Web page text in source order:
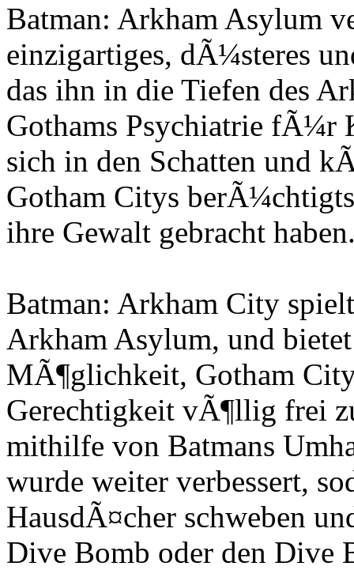
Batman: Arkham Asylum
einzigartiges, dÃ¼steres
das ihn in die Tiefen des
Gothams Psychiatrie fÃ¼r
sich in den Schatten und
Gotham Citys
ihre Gewalt gebracht
Batman: Arkham City
Arkham Asylum, und
MÃ¶glichkeit, Gotham
Gerechtigkeit vÃ¶llig frei
mithilfe von Batmans
wurde weiter verbessert,
HausdÃ¤cher schweben
Dive Bomb oder den Dive